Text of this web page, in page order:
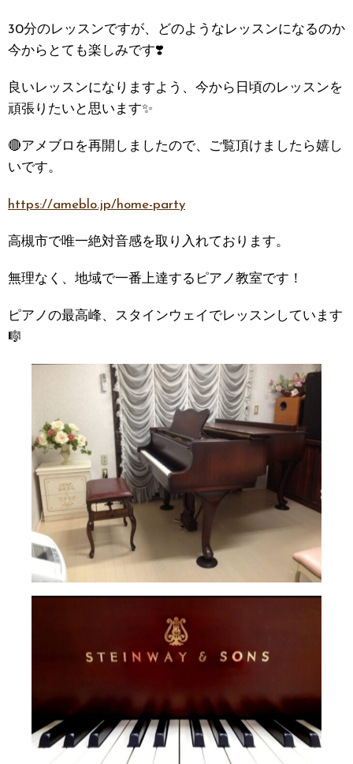
30分のレッスンですが、どのようなレッスンになるのか
今からとても楽しみです❣️
良いレッスンになりますよう、今から日頃のレッスンを
頑張りたいと思います✨
🔴アメブロを再開しましたので、ご覧頂けましたら嬉し
いです。
https://ameblo.jp/home-party
高槻市で唯一絶対音感を取り入れております。
無理なく、地域で一番上達するピアノ教室です！
ピアノの最高峰、スタインウェイでレッスンしています
🎼